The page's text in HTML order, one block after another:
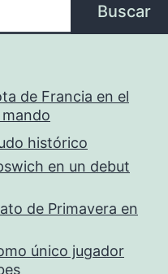
Buscar
de Francia en el
histórico
en un debut
de Primavera en
único jugador